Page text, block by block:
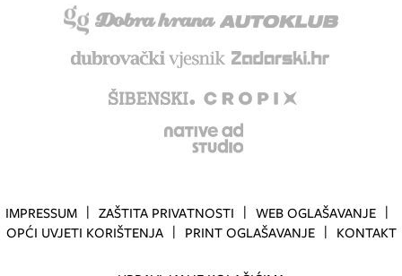
IMPRESSUM ZAŠTITA PRIVATNOSTI
WEB OGLAŠAVANJE
OPĆI UVJETI KORIŠTENJA
PRINT OGLAŠAVANJE KONTAKT